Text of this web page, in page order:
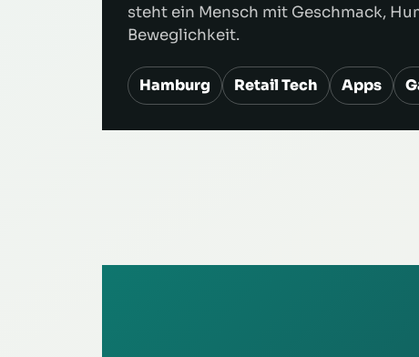
steht ein Mensch mit Geschmack,
Beweglichkeit.
Hamburg Retail Tech Apps